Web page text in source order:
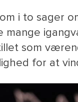
i to sager
mange
som
for at